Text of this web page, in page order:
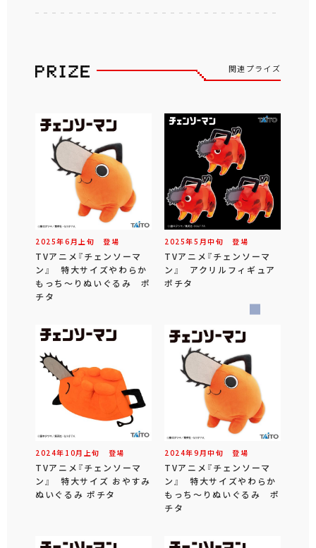
関連プライズ
2025年6 月 上旬 登場
TVアニメ『チェンソーマ
ン』 特大サイズやわらか
もっち～りぬいぐるみ ポ
チタ
2025年5 月中旬 登場
TVアニメ『チェンソーマ
ン』 アクリルフィギュア
ポチタ
2024年 10月 上旬 登場
TVアニメ『チェンソーマ
ン』 特大サイズ おやすみ
ぬいぐるみ ポチタ
2024年9 月中旬 登場
TVアニメ『チェンソーマ
ン』 特大サイズやわらか
もっち～りぬいぐるみ ポ
チタ